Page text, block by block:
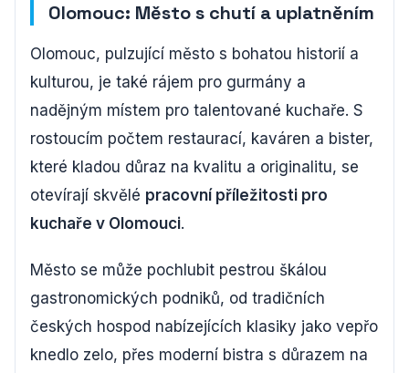
Olomouc: Město s chutí a uplatněním
Olomouc, pulzující město s bohatou historií a
kulturou, je také rájem pro gurmány a
nadějným místem pro talentované kuchaře. S
rostoucím počtem restaurací, kaváren a bister,
které kladou důraz na kvalitu a originalitu, se
otevírají skvělé pracovní příležitosti pro
kuchaře v Olomouci.
Město se může pochlubit pestrou škálou
gastronomických podniků, od tradičních
českých hospod nabízejících klasiky jako vepřo
knedlo zelo, přes moderní bistra s důrazem na